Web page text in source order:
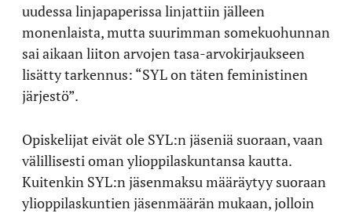
uudessa linjapaperissa linjattiin jälleen
monenlaista, mutta suurimman somekuohunnan
sai aikaan liiton arvojen tasa-arvokirjaukseen
lisätty tarkennus: “SYL on täten feministinen
järjestö”.
Opiskelijat eivät ole SYL:n jäseniä suoraan, vaan
välillisesti oman ylioppilaskuntansa kautta.
Kuitenkin SYL:n jäsenmaksu määräytyy suoraan
ylioppilaskuntien jäsenmäärän mukaan, jolloin